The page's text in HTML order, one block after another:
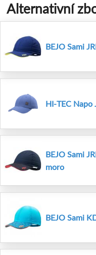
Alternativní
BEJO Sami
HI-TEC Napo
BEJO Sami
moro
BEJO Sami